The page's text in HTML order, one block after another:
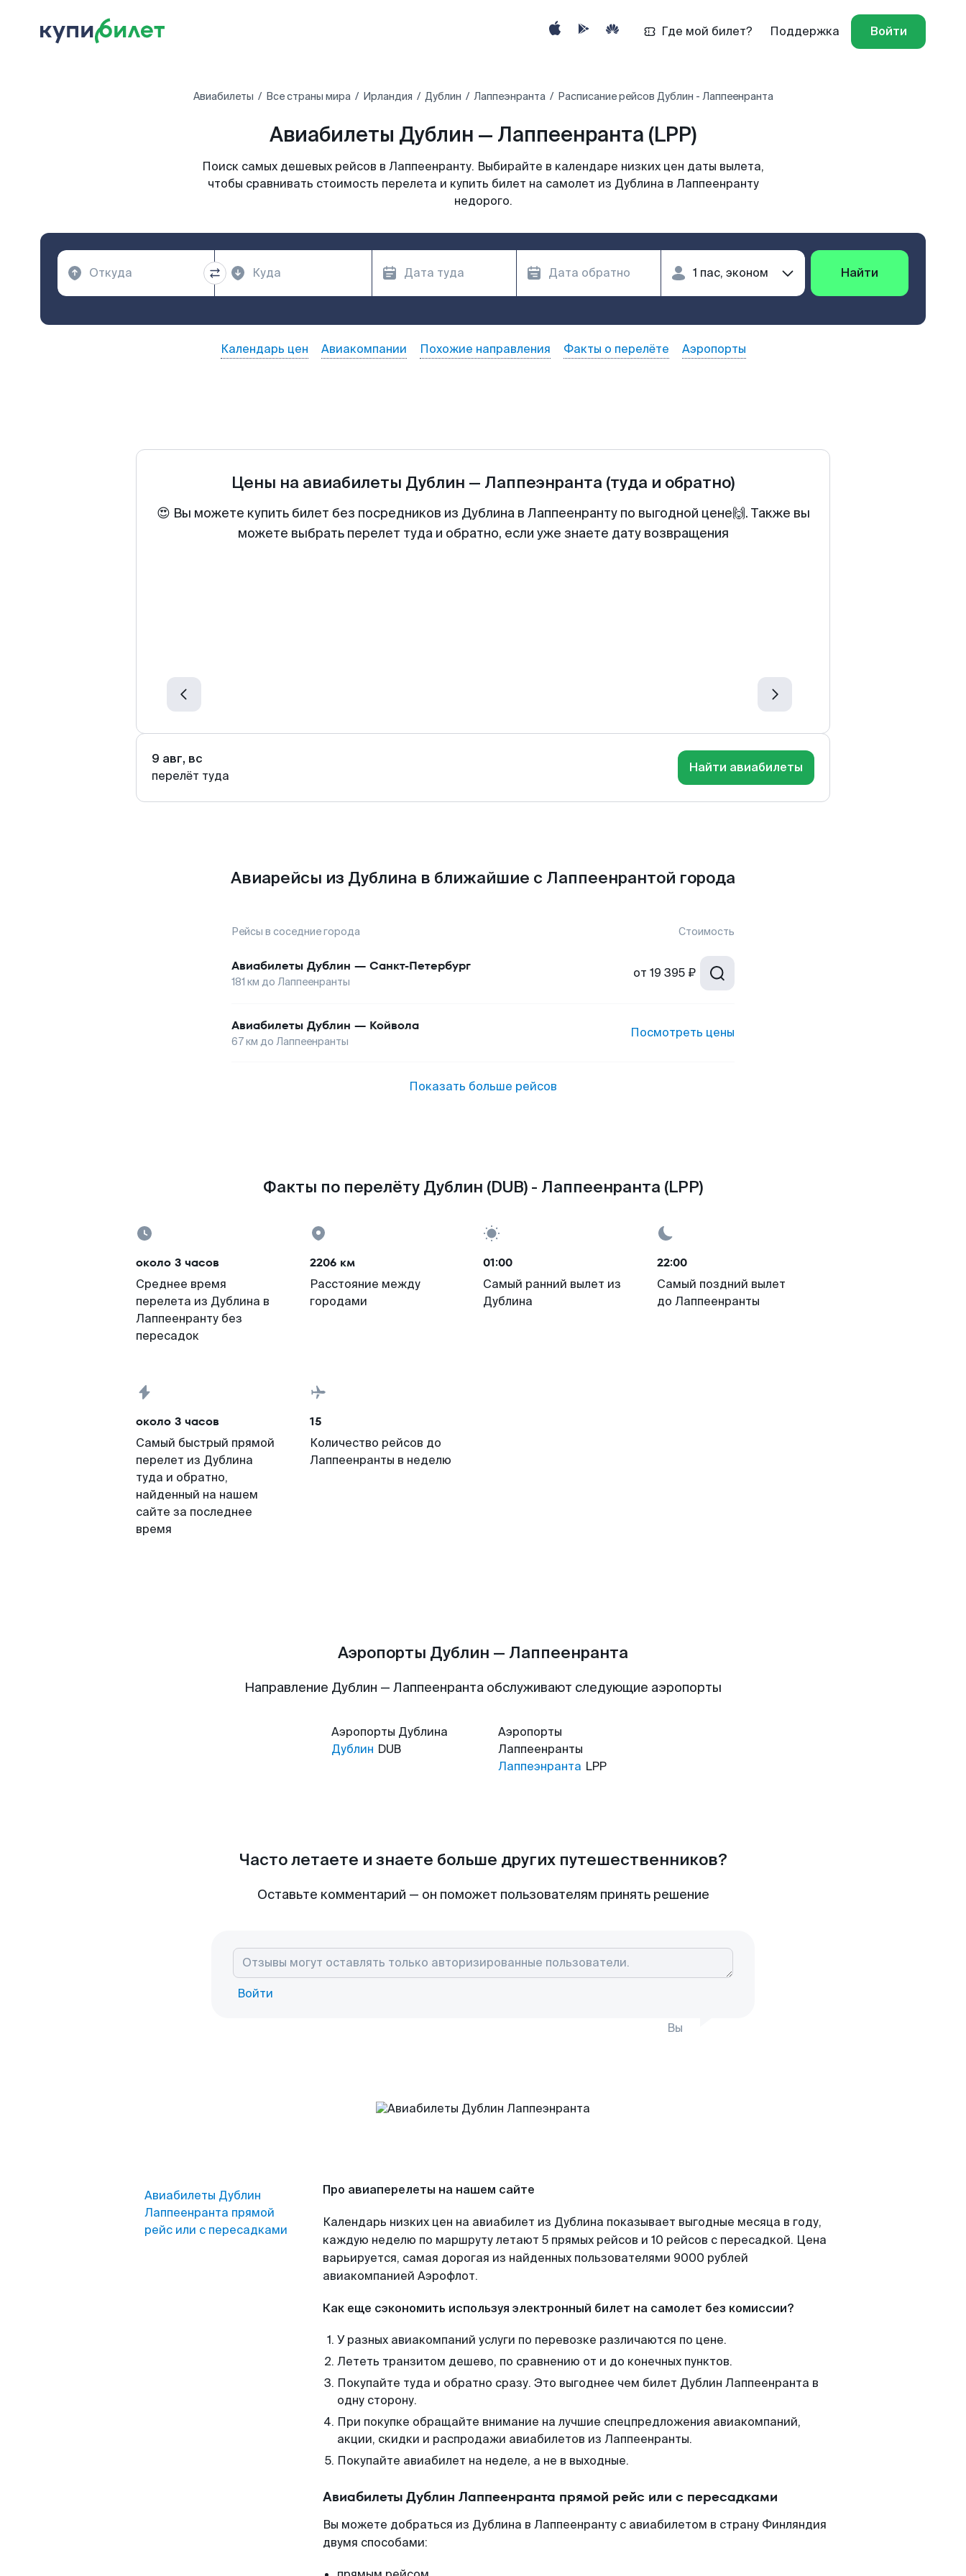
Где мой билет? Поддержка Войти
Авиабилеты Все страны мира Ирландия Дублин Лаппеэнранта Расписание рейсов Дублин - Лаппеенранта
Авиабилеты Дублин — Лаппеенранта (LPP)
Поиск самых дешевых рейсов в Лаппеенранту. Выбирайте в календаре низких цен даты вылета,
чтобы сравнивать стоимость перелета и купить билет на самолет из Дублина в Лаппеенранту
недорого.
Найти
Календарь цен Авиакомпании Похожие направления Факты о перелёте Аэропорты
Цены на авиабилеты Дублин — Лаппеэнранта (туда и обратно)
😍 Вы можете купить билет без посредников из Дублина в Лаппеенранту по выгодной цене🙌. Также вы
можете выбрать перелет туда и обратно, если уже знаете дату возвращения
9 авг, вс
перелёт туда
Найти авиабилеты
Авиарейсы из Дублина в ближайшие с Лаппеенрантой города
Рейсы в соседние города Стоимость
Авиабилеты Дублин — Санкт-Петербург
181 км до Лаппеенранты
от 19 395 ₽
Авиабилеты Дублин — Койвола
67км до Лаппеенранты
Посмотреть цены
Показать больше рейсов
Факты по перелёту Дублин (DUB) - Лаппеенранта (LPP)
около 3 часов
Среднее время
перелета из Дублина в
Лаппеенранту без
пересадок
2206 км
Расстояние между
городами
01:00
Самый ранний вылет из
Дублина
22:00
Самый поздний вылет
до Лаппеенранты
около 3 часов
Самый быстрый прямой
перелет из Дублина
туда и обратно,
найденный на нашем
сайте за последнее
время
15
Количество рейсов до
Лаппеенранты в неделю
Аэропорты Дублин — Лаппеенранта
Направление Дублин — Лаппеенранта обслуживают следующие аэропорты
Аэропорты Дублина
Дублин DUB
Аэропорты
Лаппеенранты
Лаппеэнранта LPP
Часто летаете и знаете больше других путешественников?
Оставьте комментарий — он поможет пользователям принять решение
Войти
Вы
Авиабилеты Дублин
Лаппеенранта прямой
рейс или с пересадками
Про авиаперелеты на нашем сайте
Календарь низких цен на авиабилет из Дублина показывает выгодные месяца в году,
каждую неделю по маршруту летают 5 прямых рейсов и 10 рейсов с пересадкой. Цена
варьируется, самая дорогая из найденных пользователями 9000 рублей
авиакомпанией Аэрофлот.
Как еще сэкономить используя электронный билет на самолет без комиссии?
У разных авиакомпаний услуги по перевозке различаются по цене.
Лететь транзитом дешево, по сравнению от и до конечных пунктов.
Покупайте туда и обратно сразу. Это выгоднее чем билет Дублин Лаппеенранта в
одну сторону.
При покупке обращайте внимание на лучшие спецпредложения авиакомпаний,
акции, скидки и распродажи авиабилетов из Лаппеенранты.
Покупайте авиабилет на неделе, а не в выходные.
Авиабилеты Дублин Лаппеенранта прямой рейс или с пересадками
Вы можете добраться из Дублина в Лаппеенранту с авиабилетом в страну Финляндия
двумя способами: